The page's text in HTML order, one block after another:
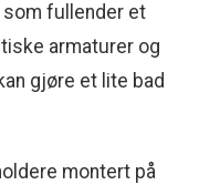
som fullender et
armaturer og
gjøre et lite bad
montert på